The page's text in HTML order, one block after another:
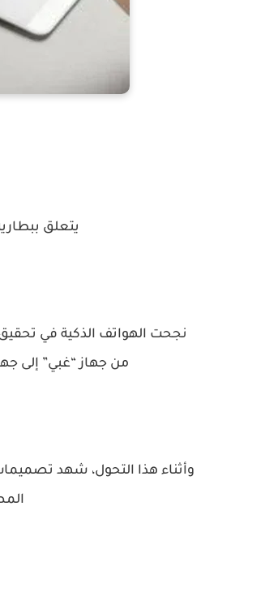
يتعلق
نجحت الهواتف الذكية في
من جهاز “غبي” إلى
وأثناء هذا التحول، شهد